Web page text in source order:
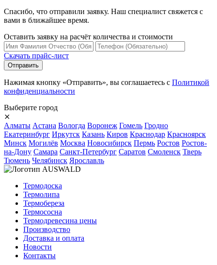
Спасибо, что отправили заявку. Наш специалист свяжется с
вами в ближайшее время.
Оставить заявку на расчёт количества и стоимости
Скачать прайс-лист
Нажимая кнопку «Отправить», вы соглашаетесь с Политикой
конфиденциальности
Выберите город
⨯
Алматы Астана Вологда Воронеж Гомель Гродно
Екатеринбург Иркутск Казань Киров Краснодар Красноярск
Минск Могилёв Москва Новосибирск Пермь Ростов Ростов-
на-Дону Самара Санкт-Петербург Саратов Смоленск Тверь
Тюмень Челябинск Ярославль
Термодоска
Термолипа
Термобереза
Термососна
Термодревесина цены
Производство
Доставка и оплата
Новости
Контакты